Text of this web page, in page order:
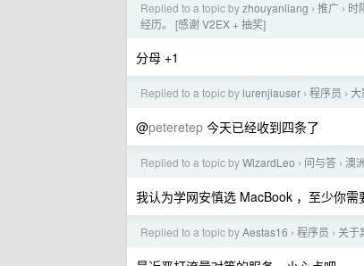
Replied to a topic byzhouyanliang › 推广 › 时
经历。 [感谢 V2EX + 抽奖]
分母 +1
Replied to a topic by lurenjiauser › 程序员 › 大
@peteretep 今天已经收到四条了
Replied to a topic byWizardLeo › 问与答 › 澳
我认为学网安慎选 MacBook ，至少你需
Replied to a topic byAestas16 › 程序员 › 关于